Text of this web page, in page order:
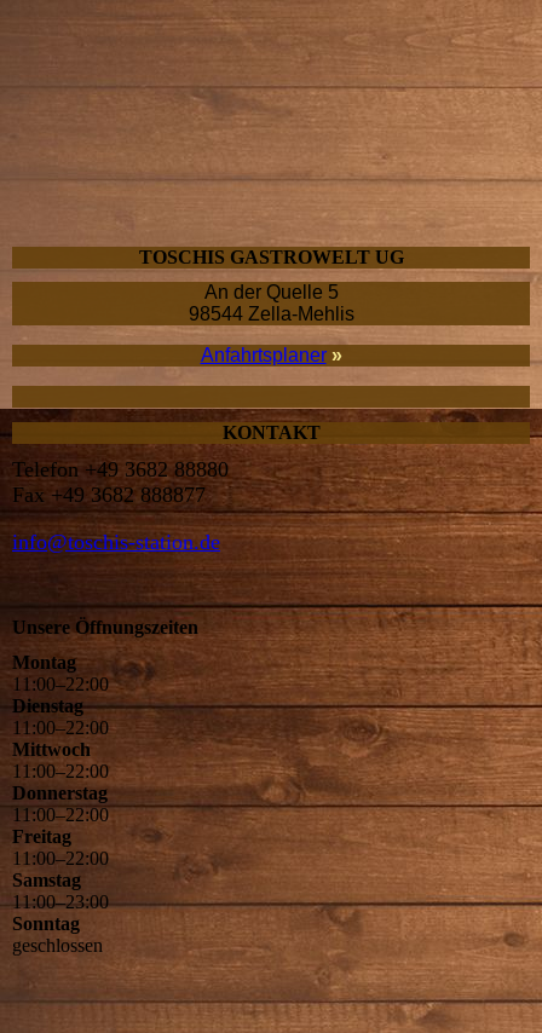
TOSCHIS GASTRO­WELT UG
An der Quelle 5
98544 Zella-Mehlis
Anfahrtsplaner »
KONTAKT
Telefon +49 3682 88880
Fax +49 3682 888877
info@toschis-station.de
Unsere Öffnungszeiten
Montag
11 :00–22:00
Dienstag
11 :00–22:00
Mittwoch
11 :00–22:00
Donnerstag
11:00–22:00
Freitag
11 :00–22:00
Samstag
11:00–23:00
Sonntag
geschlossen